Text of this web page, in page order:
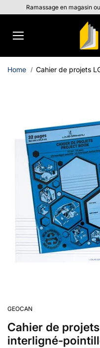
Aller au
contenu
Ramassage en magasin
Home Cahier de projets
GEOCAN
Cahier de
interligné-